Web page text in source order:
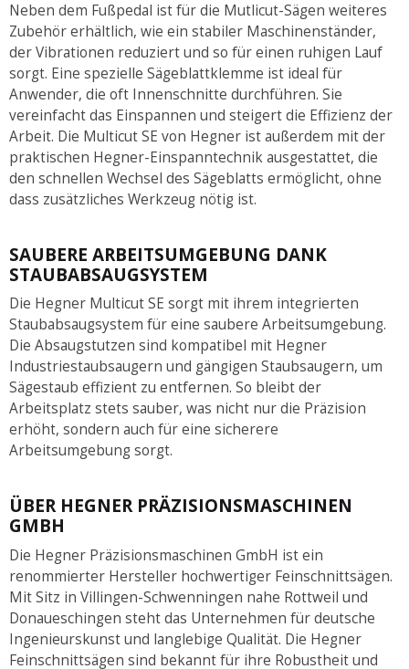
Neben dem Fußpedal ist für die Mutlicut-Sägen weiteres
Zubehör erhältlich, wie ein stabiler Maschinenständer,
der Vibrationen reduziert und so für einen ruhigen Lauf
sorgt. Eine spezielle Sägeblattklemme ist ideal für
Anwender, die oft Innenschnitte durchführen. Sie
vereinfacht das Einspannen und steigert die Effizienz der
Arbeit. Die Multicut SE von Hegner ist außerdem mit der
praktischen Hegner-Einspanntechnik ausgestattet, die
den schnellen Wechsel des Sägeblatts ermöglicht, ohne
dass zusätzliches Werkzeug nötig ist.
SAUBERE ARBEITSUMGEBUNG DANK
STAUBABSAUGSYSTEM
Die Hegner Multicut SE sorgt mit ihrem integrierten
Staubabsaugsystem für eine saubere Arbeitsumgebung.
Die Absaugstutzen sind kompatibel mit Hegner
Industriestaubsaugern und gängigen Staubsaugern, um
Sägestaub effizient zu entfernen. So bleibt der
Arbeitsplatz stets sauber, was nicht nur die Präzision
erhöht, sondern auch für eine sicherere
Arbeitsumgebung sorgt.
ÜBER HEGNER PRÄZISIONSMASCHINEN
GMBH
Die Hegner Präzisionsmaschinen GmbH ist ein
renommierter Hersteller hochwertiger Feinschnittsägen.
Mit Sitz in Villingen-Schwenningen nahe Rottweil und
Donaueschingen steht das Unternehmen für deutsche
Ingenieurskunst und langlebige Qualität. Die Hegner
Feinschnittsägen sind bekannt für ihre Robustheit und